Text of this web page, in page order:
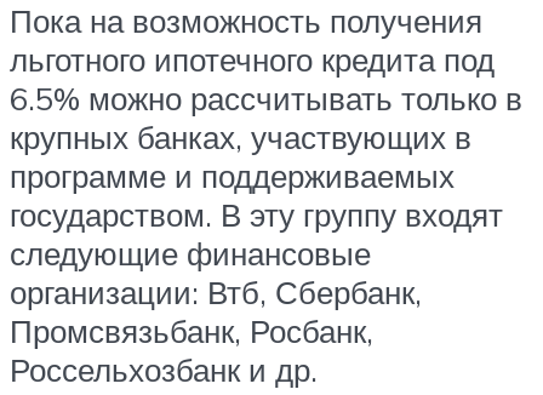
Пока на возможность получения
льготного ипотечного кредита под
6.5% можно рассчитывать только в
крупных банках, участвующих в
программе и поддерживаемых
государством. В эту группу входят
следующие финансовые
организации: Втб, Сбербанк,
Промсвязьбанк, Росбанк,
Россельхозбанк и др.